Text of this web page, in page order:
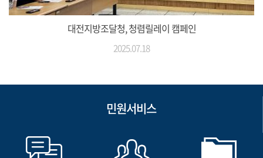
대전지방조달청, 청렴릴레이 캠페인
2025.07.18
민원서비스